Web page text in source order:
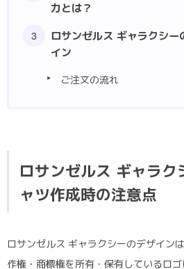
力とは？
ロサンゼルス ギャラクシ
イン
ご注文の流れ
ロサンゼルス ギャラク
ャツ作成時の注意点
ロサンゼルス ギャラクシーのデザイン
作権・商標権を所有・保有しているロゴ